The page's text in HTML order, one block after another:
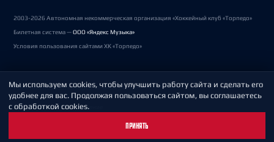
2003-2026 Автономная некоммерческая организация «Хоккейный клуб «Торпедо»
Билетная система —ООО «Яндекс Музыка»
Условия пользования сайтами ХК «Торпедо»
Политика обработки персональных данных
Пользовательское соглашение
Мы используем cookies, чтобы улучшить работу сайта и сделать его
удобнее для вас. Продолжая пользоваться сайтом, вы соглашаетесь
с обработкой cookies.
ПРИНЯТЬ